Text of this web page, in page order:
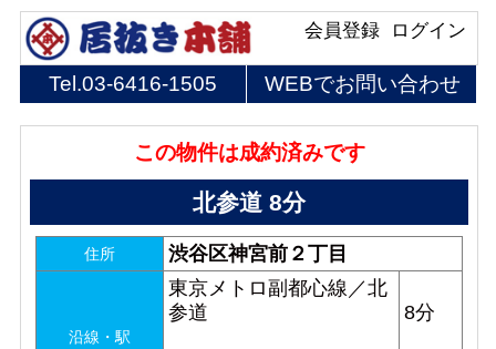
ログイン
会員登録
Tel.03-6416-1505 WEBでお問い合わせ
この物件は成約済みです
北参道 8分
住所 渋谷区神宮前２丁目
沿線・駅
東京メトロ副都心線／北
参道
8分